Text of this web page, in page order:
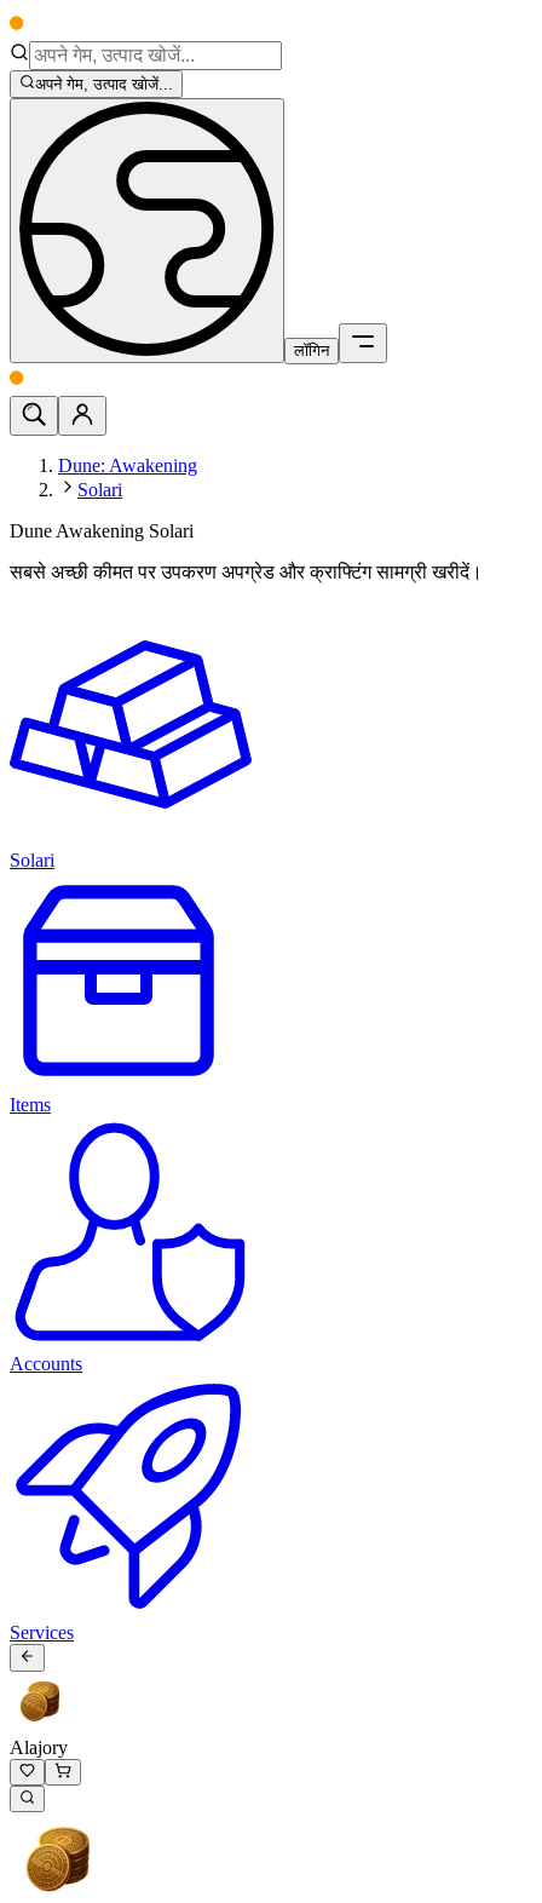
अपने गेम, उत्पाद खोजें...
लॉगिन
Dune: Awakening
Solari
Dune Awakening Solari
सबसे अच्छी कीमत पर उपकरण अपग्रेड और क्राफ्टिंग सामग्री खरीदें।
Solari
Items
Accounts
Services
Alajory